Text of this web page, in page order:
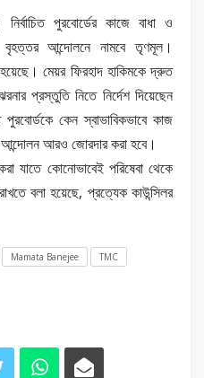
পুরবোর্ডের কাজে বাধা ও
বৃহত্তর আন্দোলনে নামবে তৃণমূল।
হয়েছে। মেয়র ফিরহাদ হাকিমকে দ্রুত
প্রস্তুতি নিতে নির্দেশ দিয়েছেন
কেন স্বাভাবিকভাবে কাজ
আরও জোরদার করা হবে।
যাতে কোনোভাবেই পরিষেবা থেকে
বলা হয়েছে, প্রত্যেক কাউন্সিলর
Mamata Banejee
TMC